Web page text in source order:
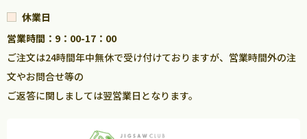
休業日
営業時間：9：00-17：00
ご注文は24時間年中無休で受け付けておりますが、営業時間外の注
文やお問合せ等の
ご返答に関しましては翌営業日となります。